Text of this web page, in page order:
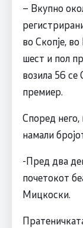
– Вкупно
во Скопје,
шест и пол
возила 56 се
премиер.
Според него,
намали
-Пред два
почетокот
Мицкоски.